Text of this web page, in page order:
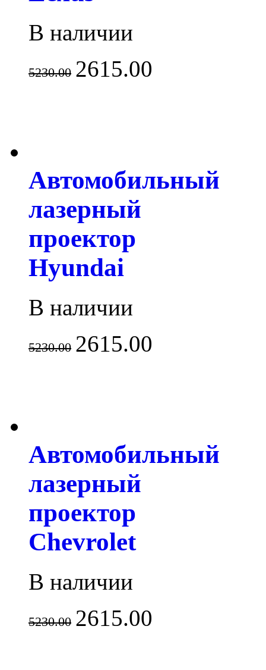
В наличии
5230.00 2615.00
Автомобильный
лазерный
проектор
Hyundai
В наличии
5230.00 2615.00
Автомобильный
лазерный
проектор
Chevrolet
В наличии
5230.00 2615.00